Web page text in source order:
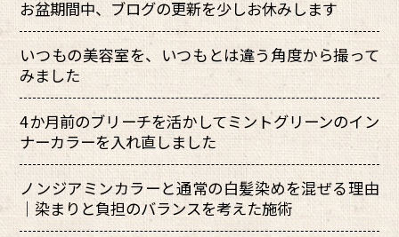
お盆期間中、ブログの更新を少しお休みします
いつもの美容室を、いつもとは違う角度から撮って
みました
4か月前のブリーチを活かしてミントグリーンのイン
ナーカラーを入れ直しました
ノンジアミンカラーと通常の白髪染めを混ぜる理由
｜染まりと負担のバランスを考えた施術